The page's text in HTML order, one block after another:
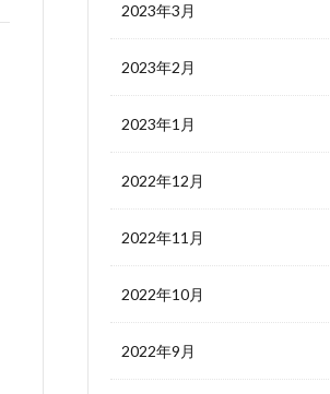
2023年3月
2023年2月
2023年1月
2022年12月
2022年11月
2022年10月
2022年9月